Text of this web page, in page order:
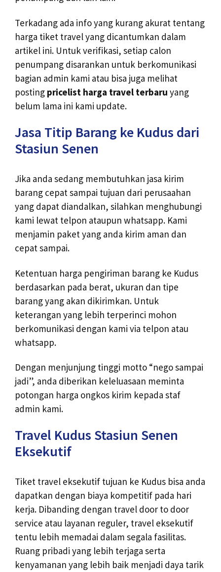
Terkadang ada info yang kurang akurat tentang
harga tiket travel yang dicantumkan dalam
artikel ini. Untuk verifikasi, setiap calon
penumpang disarankan untuk berkomunikasi
bagian admin kami atau bisa juga melihat
posting pricelist harga travel terbaru yang
belum lama ini kami update.
Jasa Titip Barang ke Kudus dari
Stasiun Senen
Jika anda sedang membutuhkan jasa kirim
barang cepat sampai tujuan dari perusaahan
yang dapat diandalkan, silahkan menghubungi
kami lewat telpon ataupun whatsapp. Kami
menjamin paket yang anda kirim aman dan
cepat sampai.
Ketentuan harga pengiriman barang ke Kudus
berdasarkan pada berat, ukuran dan tipe
barang yang akan dikirimkan. Untuk
keterangan yang lebih terperinci mohon
berkomunikasi dengan kami via telpon atau
whatsapp.
Dengan menjunjung tinggi motto “nego sampai
jadi”, anda diberikan keleluasaan meminta
potongan harga ongkos kirim kepada staf
admin kami.
Travel Kudus Stasiun Senen
Eksekutif
Tiket travel eksekutif tujuan ke Kudus bisa anda
dapatkan dengan biaya kompetitif pada hari
kerja. Dibanding dengan travel door to door
service atau layanan reguler, travel eksekutif
tentu lebih memadai dalam segala fasilitas.
Ruang pribadi yang lebih terjaga serta
kenyamanan yang lebih baik menjadi daya tarik